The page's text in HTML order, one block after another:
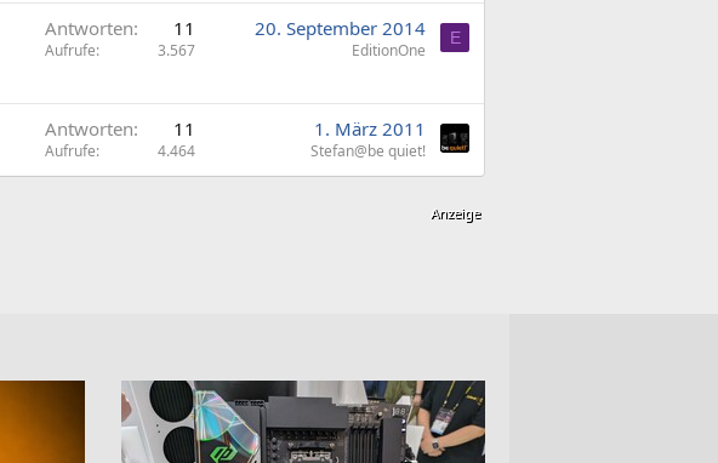
Antworten 11
Aufrufe 3.567
20. September 2014
EditionOne
E
Antworten 11
Aufrufe 4.464
1. März 2011
Stefan@be quiet!